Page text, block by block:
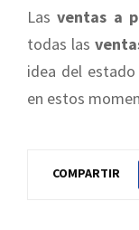
Las ventas a
todas las
idea del
en estos
COMPARTIR